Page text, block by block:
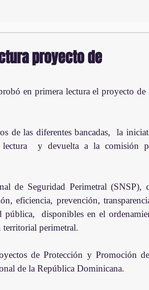
proyecto de
en primera lectura el proyecto de
de las diferentes bancadas,  la
y devuelta a la comisión
de Seguridad Perimetral (SNSP),
eficiencia, prevención,
pública,  disponibles en el
territorial perimetral.
de Protección y Promoción
de la República Dominicana.